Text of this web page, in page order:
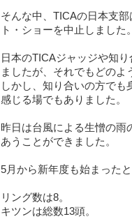
そんな中、TICAの日本支
ト・ショーを中止しました。
日本のTICAジャッジや知
ましたが、それでもどのよ
しかし、知り合いの方で
感じる場でもありました。
昨日は台風による生憎の雨
あうことができました。
5月から新年度も始まった
リング数は8。
キツンは総数13頭。